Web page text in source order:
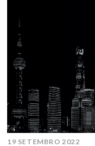
19 SETEMBRO 2022